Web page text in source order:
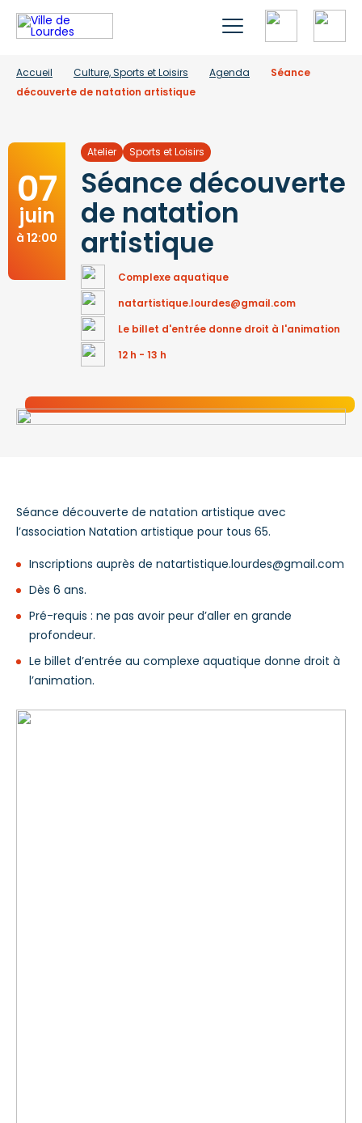
Accueil Culture, Sports et Loisirs Agenda
Séance
découverte de natation artistique
07
juin
à 12:00
Atelier Sports et Loisirs
Séance découverte
de natation
artistique
Complexe aquatique
natartistique.lourdes@gmail.com
Le billet d'entrée donne droit à l'animation
12 h - 13 h
Séance découverte de natation artistique avec
l’association Natation artistique pour tous 65.
Inscriptions auprès de natartistique.lourdes@gmail.com
Dès 6 ans.
Pré-requis : ne pas avoir peur d’aller en grande
profondeur.
Le billet d’entrée au complexe aquatique donne droit à
l’animation.